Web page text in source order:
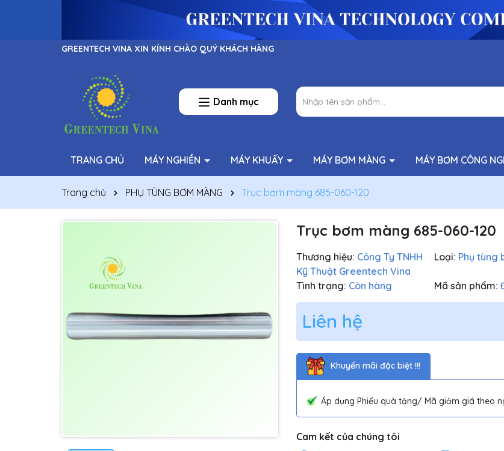
GREENTECH VINA XIN KÍNH CHÀO QUÝ KHÁCH HÀNG
Danh mục
TRANG CHỦ MÁY NGHIỀN MÁY KHUẤY MÁY BƠM MÀNG MÁY BƠM CÔNG
Trang chủ PHỤ TÙNG BƠM MÀNG Trục bơm màng 685-060-120
Trục bơm màng 685-060-120
Thương hiệu: Công Ty TNHH
Kỹ Thuật Greentech Vina
Loại: Phụ tùng
Tình trạng: Còn hàng Mã sản phẩm:
Liên hệ
Khuyến mãi đặc biệt !!!
Áp dụng Phiếu quà tặng/ Mã giảm giá theo
Cam kết của chúng tôi